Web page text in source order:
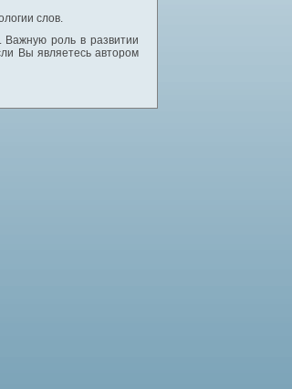
слов.
Важную роль в развитии
Вы являетесь автором